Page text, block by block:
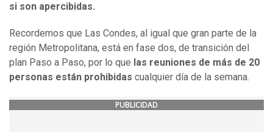
si son apercibidas.
Recordemos que Las Condes, al igual que gran parte de la
región Metropolitana, está en fase dos, de transición del
plan Paso a Paso, por lo que las reuniones de más de 20
personas están prohibidas cualquier día de la semana.
PUBLICIDAD